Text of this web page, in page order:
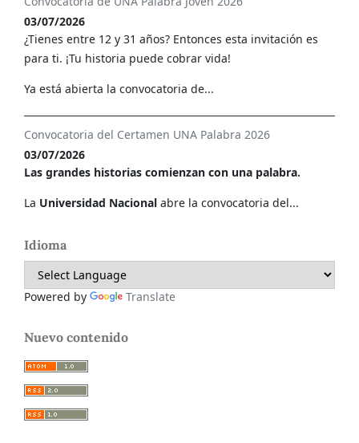
03/07/2026
¿Tienes entre 12 y 31 años? Entonces esta invitación es
para ti. ¡Tu historia puede cobrar vida!
Ya está abierta la convocatoria de...
Convocatoria del Certamen UNA Palabra 2026
03/07/2026
Las grandes historias comienzan con una palabra.
La Universidad Nacional abre la convocatoria del...
Idioma
Powered by Translate
Nuevo contenido